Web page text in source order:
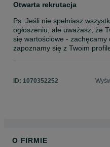
Otwarta rekrutacja
Ps. Jeśli nie spełniasz
ogłoszeniu, ale uważasz, że
się wartościowe - zachęcamy
zapoznamy się z Twoim
ID: 1070352252
O FIRMIE